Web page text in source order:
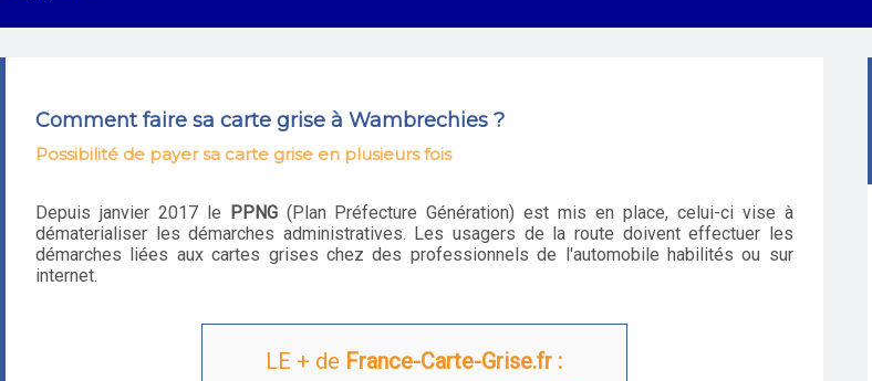
Comment faire sa carte grise à Wambrechies ?
Possibilité de payer sa carte grise en plusieurs fois
Depuis janvier 2017 le PPNG(Plan Préfecture Génération) est mis en place, celui-ci vise à
dématerialiser les démarches administratives. Les usagers de la route doivent effectuer les
démarches liées aux cartes grises chez des professionnels de l'automobile habilités ou sur
internet.
LE + de France-Carte-Grise.fr :